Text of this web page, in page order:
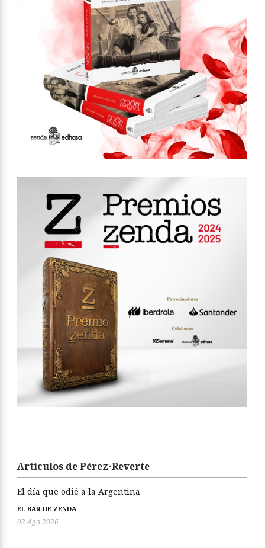
Artículos de Pérez-Reverte
El día que odié a la Argentina
EL BAR DE ZENDA
02 Ago 2026